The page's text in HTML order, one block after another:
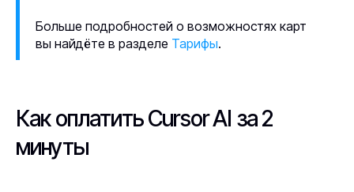
Больше подробностей о возможностях карт
вы найдёте в разделе Тарифы.
Как оплатить Cursor AI за 2
минуты